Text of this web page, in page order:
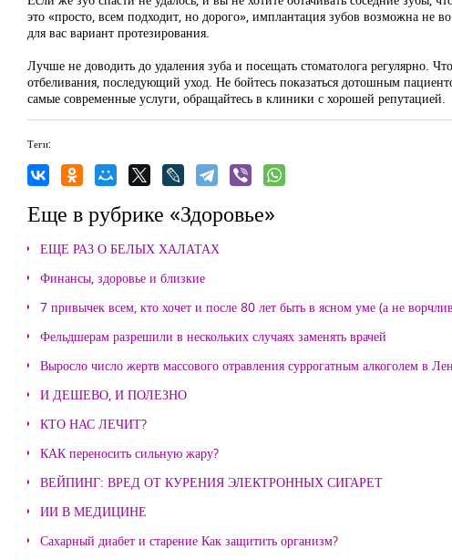
это «просто, всем подходит, но дорого», имплантация зубов возможна не
для вас вариант протезирования.
Лучше не доводить до удаления зуба и посещать стоматолога регулярно.
отбеливания, последующий уход. Не бойтесь показаться дотошным
самые современные услуги, обращайтесь в клиники с хорошей репутацией.
Теги:
Еще в рубрике «Здоровье»
ЕЩЕ РАЗ О БЕЛЫХ ХАЛАТАХ
Финансы, здоровье и близкие
7 привычек всем, кто хочет и после 80 лет быть в ясном уме (а не
Фельдшерам разрешили в нескольких случаях заменять врачей
Выросло число жертв массового отравления суррогатным алкоголем в
И ДЕШЕВО, И ПОЛЕЗНО
КТО НАС ЛЕЧИТ?
КАК переносить сильную жару?
ВЕЙПИНГ: ВРЕД ОТ КУРЕНИЯ ЭЛЕКТРОННЫХ СИГАРЕТ
ИИ В МЕДИЦИНЕ
Сахарный диабет и старение Как защитить организм?